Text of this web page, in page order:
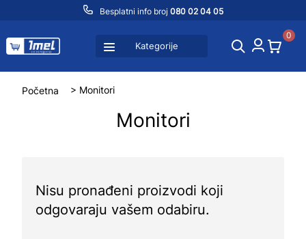
Besplatni info broj 080 02 04 05
Kategorije
0
Početna > Monitori
Monitori
Nisu pronađeni proizvodi koji
odgovaraju vašem odabiru.